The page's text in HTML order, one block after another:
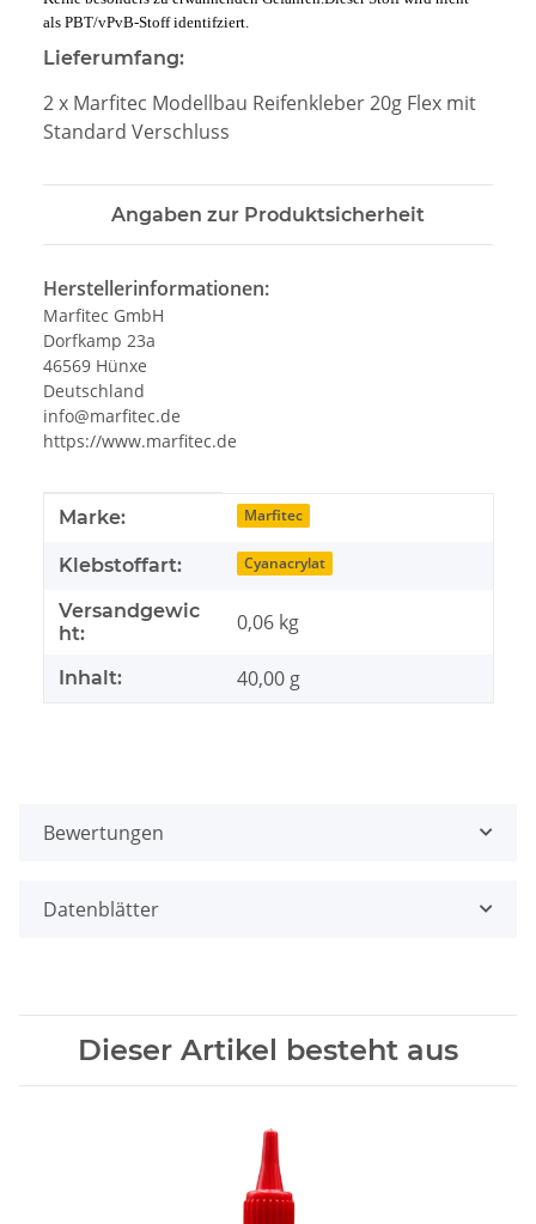
als PBT/vPvB-Stoff identifziert.
Lieferumfang:
2 x Marfitec Modellbau Reifenkleber 20g Flex mit
Standard Verschluss
Angaben zur Produktsicherheit
Herstellerinformationen:
Marfitec GmbH
Dorfkamp 23a
46569 Hünxe
Deutschland
info@marfitec.de
https://www.marfitec.de
Produkteigenschaft
Wert
Marke: Marfitec
Klebstoffart: Cyanacrylat
Versandgewic
ht:
0,06 kg
Inhalt: 40,00 g
Bewertungen
Datenblätter
Dieser Artikel besteht aus